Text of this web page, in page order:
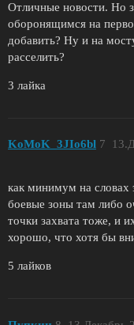
Отличные новости. Но
оборонящимся на
добавить? Ну и на
расселить?
3 лайка
KoMoK_3JIo6bl 7
как минимум на словах
боевые зоны там либо
точки захвата тоже, и
хорошо, что хотя бы
5 лайков